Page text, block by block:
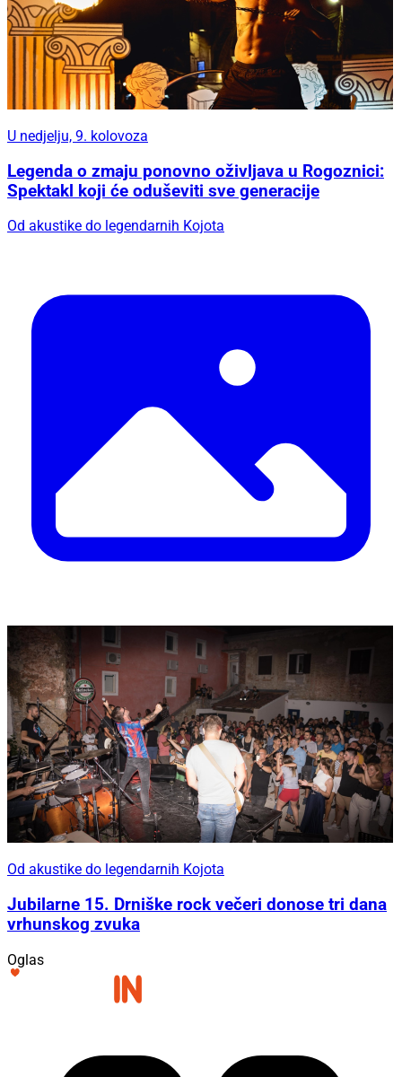
U nedjelju, 9. kolovoza
Legenda o zmaju ponovno oživljava u Rogoznici:
Spektakl koji će oduševiti sve generacije
Od akustike do legendarnih Kojota
Od akustike do legendarnih Kojota
Jubilarne 15. Drniške rock večeri donose tri dana
vrhunskog zvuka
Oglas